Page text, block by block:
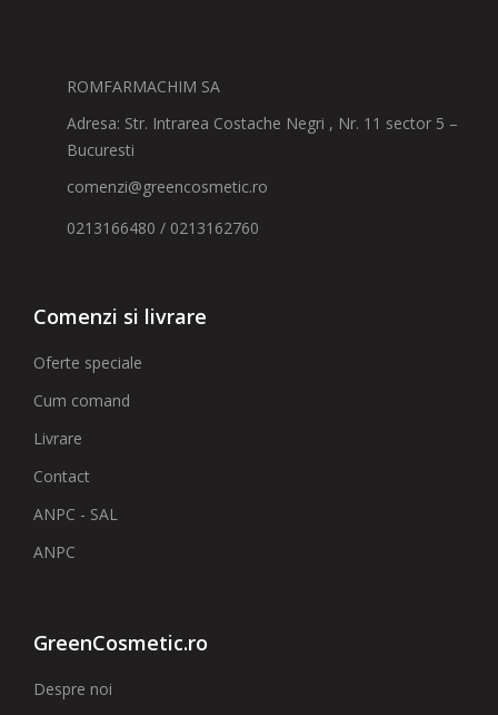
ROMFARMACHIM SA
Adresa: Str. Intrarea Costache Negri , Nr. 11 sector 5 –
Bucuresti
comenzi@greencosmetic.ro
0213166480 / 0213162760
Comenzi si livrare
Oferte speciale
Cum comand
Livrare
Contact
ANPC - SAL
ANPC
GreenCosmetic.ro
Despre noi